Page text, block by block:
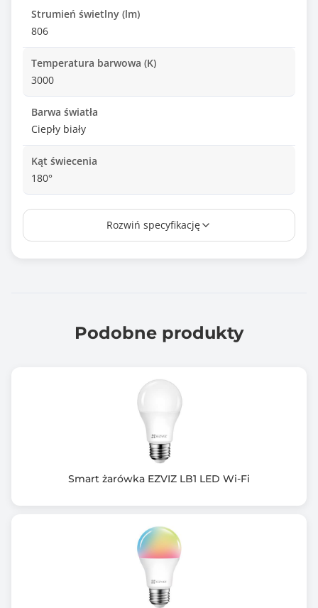
Strumień świetlny (lm)
806
Temperatura barwowa (K)
3000
Barwa światła
Ciepły biały
Kąt świecenia
180°
Zasilanie
220V-240V, 50/60 Hz
Informacje dodatkowe
Rozwiń specyfikację
Podobne produkty
Smart żarówka EZVIZ LB1 LED Wi-Fi